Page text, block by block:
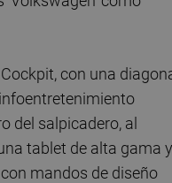
con una
del salpicadero, al
tablet de alta gama y
mandos de diseño